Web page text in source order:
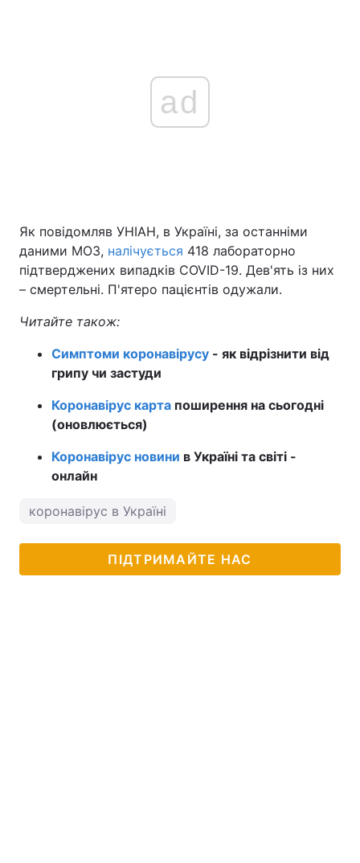
ad
Як повідомляв УНІАН, в Україні, за останніми
даними МОЗ, налічується 418 лабораторно
підтверджених випадків COVID-19. Дев'ять із них
– смертельні. П'ятеро пацієнтів одужали.
Читайте також:
Симптоми коронавірусу - як відрізнити від
грипу чи застуди
Коронавірус карта поширення на сьогодні
(оновлюється)
Коронавірус новини в Україні та світі -
онлайн
коронавірус в Україні
ПІДТРИМАЙТЕ НАС